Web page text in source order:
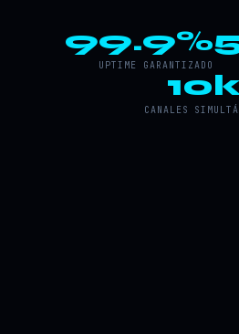
99.9%
UPTIME GARANTIZADO
CANALES